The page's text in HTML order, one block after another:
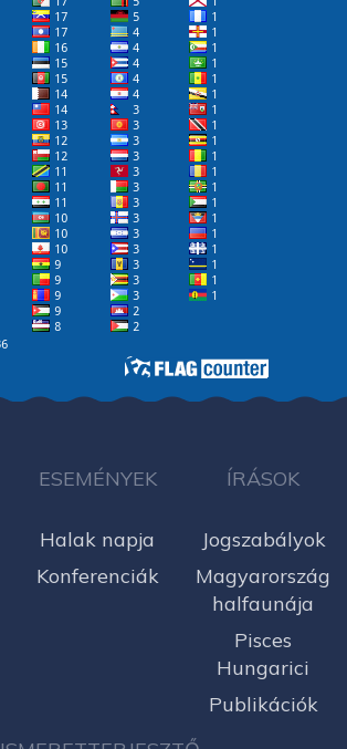
ESEMÉNYEK
Halak napja
Konferenciák
ÍRÁSOK
Jogszabályok
Magyarország
halfaunája
Pisces
Hungarici
Publikációk